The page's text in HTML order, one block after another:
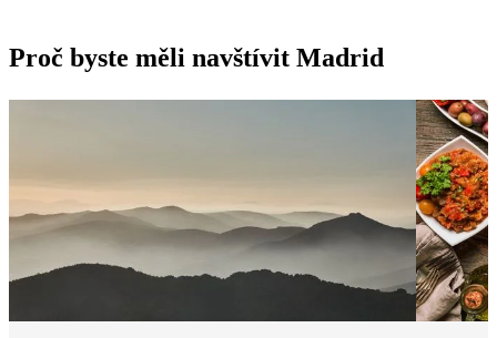
Proč byste měli navštívit Madrid